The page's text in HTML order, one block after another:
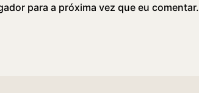
para a próxima vez que eu comentar.